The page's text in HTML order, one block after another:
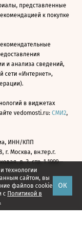
технологии
сайтом, вы
файлов cookie
с Политикой в
ОК
представленные
к покупке
и анализа сведений,
сети «Интернет»,
в виджетах
vedomosti.ru: СМИ2,
ИНН/КПП
г. Москва, вн.тер.г.
д. 3, стр. 1 1999—